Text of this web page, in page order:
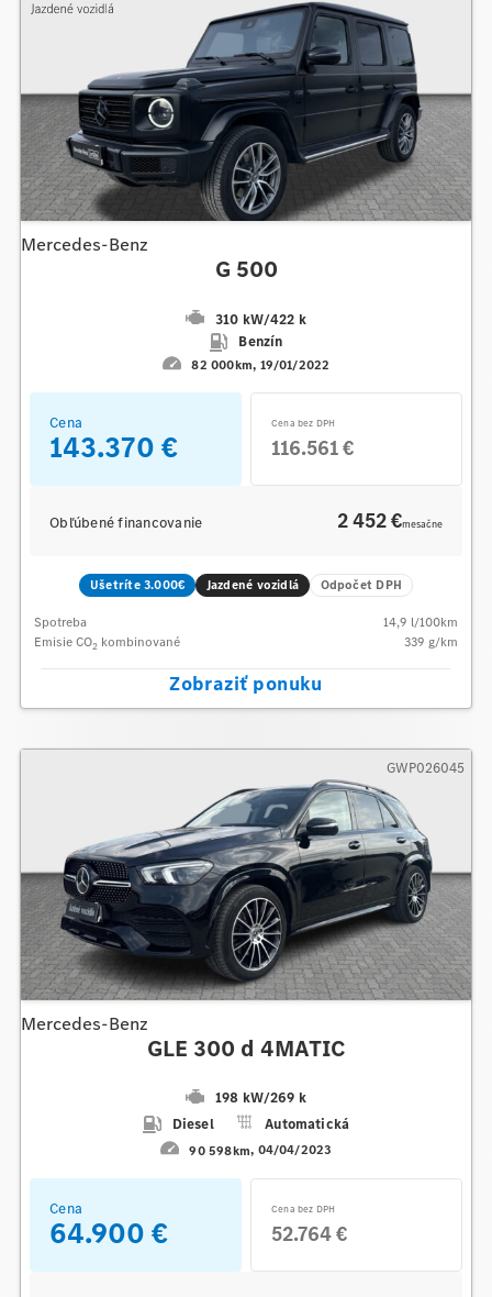
Mercedes-Benz
G 500
310 kW/422 k
Benzín
82 000km 19/01/2022
Cena
143.370 €
Cena bez DPH
116.561 €
Obľúbené financovanie 2 452 €mesačne
Ušetríte 3.000€ Jazdené vozidlá Odpočet DPH
Spotreba 14,9 l/100km
Emisie CO2 kombinované 339 g/km
Zobraziť ponuku
Mercedes-Benz
GLE 300 d 4MATIC
198 kW/269 k
Diesel
Automatická
90 598km 04/04/2023
GWP026045
Cena
64.900 €
Cena bez DPH
52.764 €